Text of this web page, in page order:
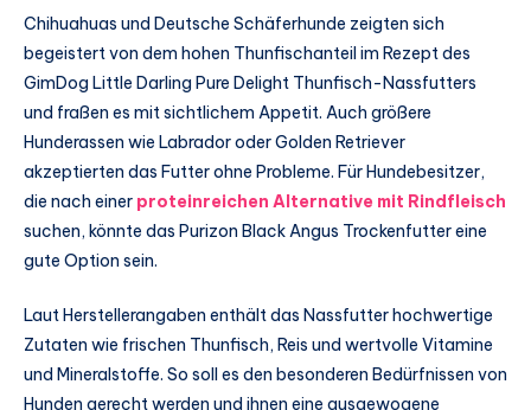
Chihuahuas und Deutsche Schäferhunde zeigten sich
begeistert von dem hohen Thunfischanteil im Rezept des
GimDog Little Darling Pure Delight Thunfisch-Nassfutters
und fraßen es mit sichtlichem Appetit. Auch größere
Hunderassen wie Labrador oder Golden Retriever
akzeptierten das Futter ohne Probleme. Für Hundebesitzer,
die nach einer proteinreichen Alternative mit Rindfleisch
suchen, könnte das Purizon Black Angus Trockenfutter eine
gute Option sein.
Laut Herstellerangaben enthält das Nassfutter hochwertige
Zutaten wie frischen Thunfisch, Reis und wertvolle Vitamine
und Mineralstoffe. So soll es den besonderen Bedürfnissen von
Hunden gerecht werden und ihnen eine ausgewogene